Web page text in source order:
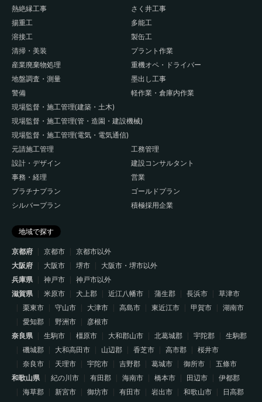
熱絶縁工事
さく井工事
揚重工
多能工
溶接工
製缶工
清掃・美装
プラント作業
産業廃棄物処理
重機オペ・ドライバー
地盤調査・測量
墨出し工事
警備
軽作業・倉庫内作業
現場監督・施工管理(建築・土木)
現場監督・施工管理(管・造園・建設機械)
現場監督・施工管理(電気・電気通信)
元請施工管理
工務管理
設計・デザイン
建設コンサルタント
事務・経理
営業
プラチナプラン
ゴールドプラン
シルバープラン
積極採用企業
地域で探す
京都府
京都市
京都市以外
大阪府
大阪市 堺市
大阪市・堺市以外
兵庫県
神戸市
神戸市以外
滋賀県
米原市 犬上郡 近江八幡市 蒲生郡 長浜市
草津市
栗東市
守山市 大津市 高島市 東近江市 甲賀市
湖南市
愛知郡
野洲市
彦根市
奈良県
生駒市 橿原市 大和郡山市 北葛城郡 宇陀郡
生駒郡
磯城郡
大和高田市 山辺郡 香芝市 高市郡
桜井市
奈良市
天理市 宇陀市 吉野郡 葛城市 御所市
五條市
和歌山県
紀の川市 有田郡 海南市 橋本市 田辺市
伊都郡
海草郡
新宮市 御坊市 有田市 岩出市 和歌山市
日高郡